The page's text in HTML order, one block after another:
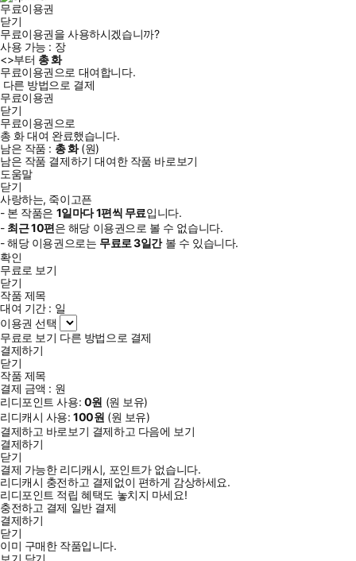
무료이용권
닫기
무료이용권을 사용하시겠습니까?
사용 가능 : 장
<>부터 총화
무료이용권으로 대여합니다.
다른 방법으로 결제
무료이용권
닫기
무료이용권으로
총 화대여 완료했습니다.
남은 작품 : 총화(원)
남은 작품 결제하기 대여한 작품 바로보기
도움말
닫기
사랑하는, 죽이고픈
- 본 작품은 1일마다1편씩 무료입니다.
- 최근10편은 해당 이용권으로 볼 수 없습니다.
- 해당 이용권으로는 무료로3일간볼 수 있습니다.
확인
무료로 보기
닫기
작품 제목
대여 기간 : 일
이용권 선택
무료로 보기 다른 방법으로 결제
결제하기
닫기
작품 제목
결제 금액 : 원
리디포인트 사용: 0원 (원 보유)
리디캐시 사용:100원 (원 보유)
결제하고 바로보기 결제하고 다음에 보기
결제하기
닫기
결제 가능한 리디캐시, 포인트가 없습니다.
리디캐시 충전하고 결제없이 편하게 감상하세요.
리디포인트 적립 혜택도 놓치지 마세요!
충전하고 결제 일반 결제
결제하기
닫기
이미 구매한 작품입니다.
보기 닫기